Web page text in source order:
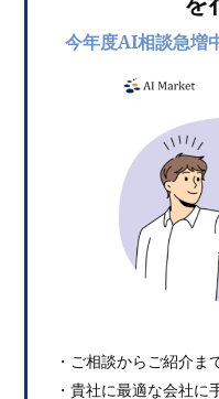
今年度AI相談急増
・ご相談からご紹介ま
・貴社に最適な会社に